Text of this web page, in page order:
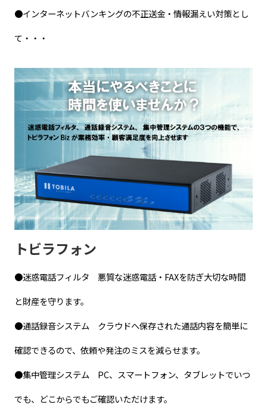
●インターネットバンキングの不正送金・情報漏えい対策とし
て・・・
トビラフォン
●迷惑電話フィルタ 悪質な迷惑電話・FAXを防ぎ大切な時間
と財産を守ります。
●通話録音システム クラウドへ保存された通話内容を簡単に
確認できるので、依頼や発注のミスを減らせます。
●集中管理システム PC、スマートフォン、タブレットでいつ
でも、どこからでもご確認いただけます。